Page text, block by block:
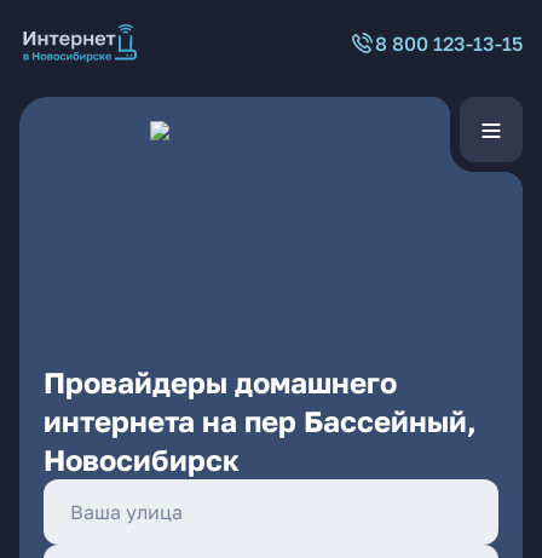
8 800 123-13-15
Провайдеры домашнего
интернета на пер Бассейный,
Новосибирск